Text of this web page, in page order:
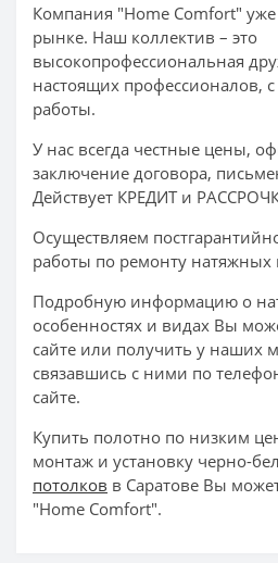
Компания "Home Comfort" уже
рынке. Наш коллектив – это
высокопрофессиональная
настоящих профессионалов,
работы.
У нас всегда честные цены,
заключение договора,
Действует КРЕДИТ и
Осуществляем
работы по ремонту натяжных
Подробную информацию о
особенностях и видах Вы
сайте или получить у наших
связавшись с ними по
сайте.
Купить полотно по низким
монтаж и установку черно-
потолков в Саратове Вы
"Home Comfort".